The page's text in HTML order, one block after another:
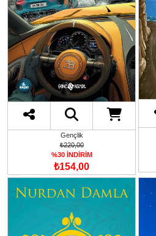
Gençlik
₺220,00
%30 İNDİRİM
₺154,00